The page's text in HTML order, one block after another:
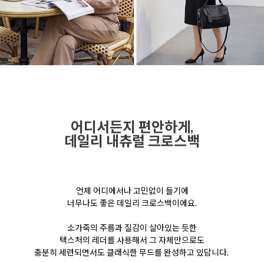
어디서든지 편안하게,
데일리 내츄럴 크로스백
언제 어디에서나 고민없이 들기에
너무나도좋은 데일리 크로스백이에요.
소가죽의 주름과 질감이 살아있는 듯한
텍스처의 레더를 사용해서 그 자체만으로도
충분히 세련되면서도클래식한 무드를 완성하고 있답니다.